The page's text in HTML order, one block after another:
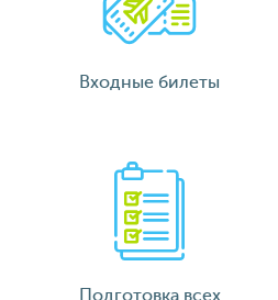
Входные билеты
Подготовка всех